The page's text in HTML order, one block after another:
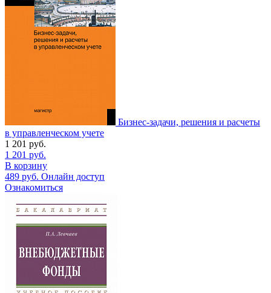
Бизнес-задачи, решения и расчеты
в управленческом учете
1 201 руб.
1 201 руб.
В корзину
489 руб. Онлайн доступ
Ознакомиться